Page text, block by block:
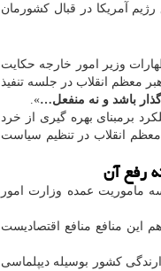
رژیم آمریکا در قبال کشورمان
وزیر امور خارجه حکایت
معظم انقلاب در جلسه تنفیذ
باشد و نه منفعل…».
برمبنای بهره گیری از خرد
انقلاب در تنظیم سیاست
رفع آن
ماموریت عمده وزارت امور
این منافع منافع اقتصادیست
کشور بوسیله دیپلماسی